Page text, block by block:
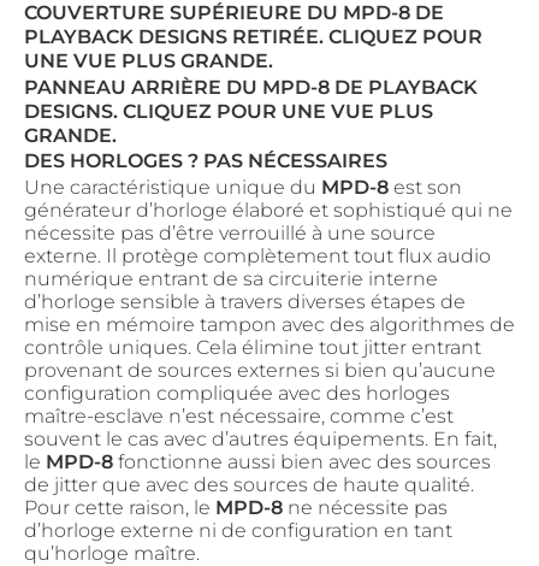
COUVERTURE SUPÉRIEURE DU MPD-8 DE
PLAYBACK DESIGNS RETIRÉE. CLIQUEZ POUR
UNE VUE PLUS GRANDE.
PANNEAU ARRIÈRE DU MPD-8 DE PLAYBACK
DESIGNS. CLIQUEZ POUR UNE VUE PLUS
GRANDE.
DES HORLOGES ? PAS NÉCESSAIRES
Une caractéristique unique du MPD-8 est son
générateur d’horloge élaboré et sophistiqué qui ne
nécessite pas d’être verrouillé à une source
externe. Il protège complètement tout flux audio
numérique entrant de sa circuiterie interne
d’horloge sensible à travers diverses étapes de
mise en mémoire tampon avec des algorithmes de
contrôle uniques. Cela élimine tout jitter entrant
provenant de sources externes si bien qu’aucune
configuration compliquée avec des horloges
maître-esclave n’est nécessaire, comme c’est
souvent le cas avec d’autres équipements. En fait,
le MPD-8 fonctionne aussi bien avec des sources
de jitter que avec des sources de haute qualité.
Pour cette raison, le MPD-8 ne nécessite pas
d’horloge externe ni de configuration en tant
qu’horloge maître.